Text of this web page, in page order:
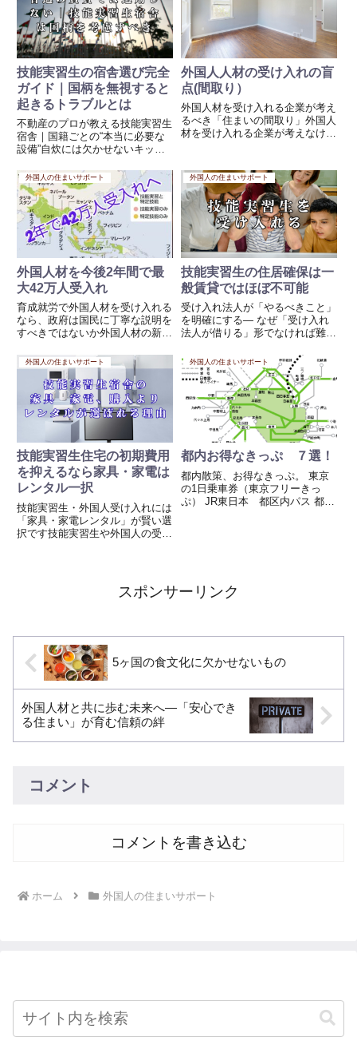
草、葛西コース3.葛西、お...
です。■ 本当の離職理由は「...
技能実習生の宿舎選び完全
ガイド｜国柄を無視すると
起きるトラブルとは
不動産のプロが教える技能実習生
宿舎｜国籍ごとの“本当に必要な
設備”自炊には欠かせないキッチ
（最重要）中国・ベトナム・イン
ドネシア 油を多く使う強火調理
が多い 香辛料・発酵調味料の匂
いが強い対策 強力なレンジフ...
外国人人材の受け入れの盲
点(間取り）
外国人材を受け入れる企業が考え
るべき「住まいの間取り」外国人
材を受け入れる企業が考えなけれ
ついて考えてみたいと思います。
10年以上前の現状10年以上前、
留学生の住まいは決して良い環...
外国人の住まいサポート
外国人材を今後2年間で最
大42万人受入れ
育成就労で外国人材を受け入れる
なら、政府は国民に丁寧な説明を
すべきではないか外国人材の新制
今後2年間で最大42万人規模の受
け入れが見込まれているとの報道
があります。さらに、タイとの間
では育成就労制度に関する初の...
外国人の住まいサポート
技能実習生の住居確保は一
般賃貸ではほぼ不可能
受け入れ法人が「やるべきこと」
を明確にする― なぜ「受け入れ
法人が借りる」形でなければ難し
しにおいては、原則として「受け
入れ法人が借りる（または責任主
体になる）」形でなければ、成立
しないケースがほとんどという
の...
外国人の住まいサポート
技能実習生住宅の初期費用
を抑えるなら家具・家電は
レンタル一択
技能実習生・外国人受け入れには
「家具・家電レンタル」が賢い選
択です技能実習生や外国人の受け
のが、家具・家電のレンタル・リ
ユースサービスです。 初期費
外国人の住まいサポート
都内お得なきっぷ ７選！
都内散策、お得なきっぷ。 東京
の1日乗車券（東京フリーきっ
ぷ） JR東日本 都区内パス 都営
スポンサーリンク
5ヶ国の食文化に欠かせないもの
外国人材と共に歩む未来へ―「安心でき
る住まい」が育む信頼の絆
コメント
コメントを書き込む
ホーム 外国人の住まいサポート